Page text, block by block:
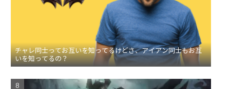
チャレ同士ってお互いを知ってるけどさ、アイアン同士もお互
いを知ってるの？